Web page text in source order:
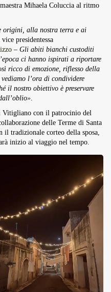
Mihaela Coluccia al ritmo
origini, alla nostra terra e ai
presidentessa
– Gli abiti bianchi custoditi
ci hanno ispirati a riportare
ricco di emozione, riflesso della
l’ora di condividere
il nostro obiettivo è preservare
.
Vitigliano con il patrocinio del
delle Terme di Santa
il tradizionale corteo della sposa,
inizio al viaggio nel tempo.